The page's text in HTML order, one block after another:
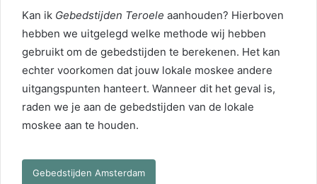
Kan ik Gebedstijden Teroele aanhouden? Hierboven
hebben we uitgelegd welke methode wij hebben
gebruikt om de gebedstijden te berekenen. Het kan
echter voorkomen dat jouw lokale moskee andere
uitgangspunten hanteert. Wanneer dit het geval is,
raden we je aan de gebedstijden van de lokale
moskee aan te houden.
Gebedstijden Amsterdam